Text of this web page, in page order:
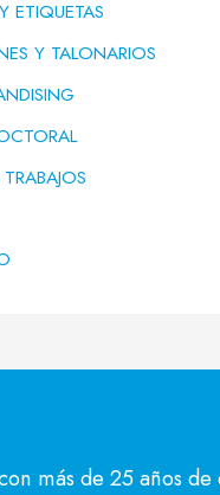
ETIQUETAS
Y TALONARIOS
más de 25 años